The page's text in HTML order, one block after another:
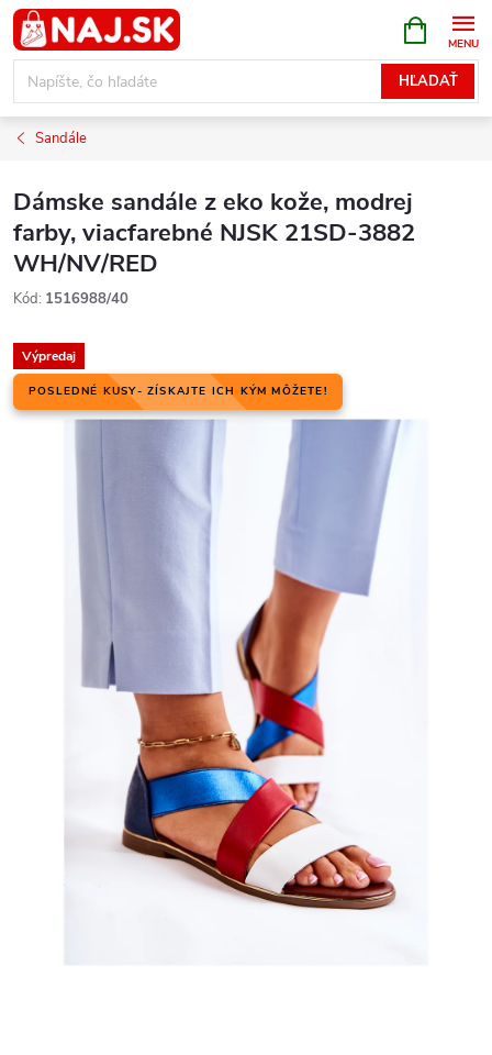
Prejsť
na
obsah
HĽADAŤ
KOŠÍK
Sandále
Dámske sandále z eko kože, modrej
farby, viacfarebné NJSK 21SD-3882
WH/NV/RED
Kód: 1516988/40
Výpredaj
POSLEDNÉ KUSY- ZÍSKAJTE ICH KÝM MÔŽETE!